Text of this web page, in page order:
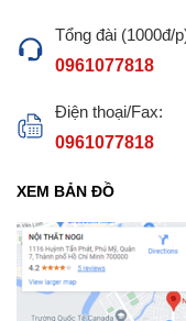
Tổng đài (1000đ/
0961077818
Điện thoại/Fax:
0961077818
XEM BẢN ĐỒ